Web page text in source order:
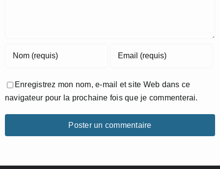
Enregistrez mon nom, e-mail et site Web dans ce
navigateur pour la prochaine fois que je commenterai.